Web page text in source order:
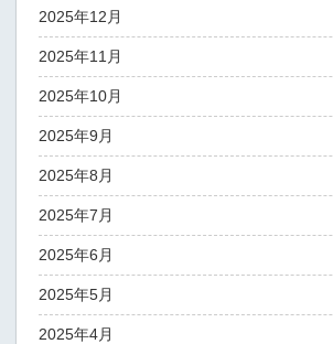
2025年12月
2025年11月
2025年10月
2025年9月
2025年8月
2025年7月
2025年6月
2025年5月
2025年4月